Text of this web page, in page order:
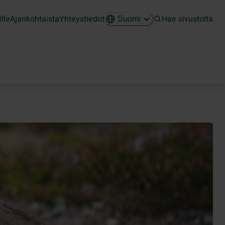
AjankohtaistaYhteystiedot Suomi Hae sivustolta